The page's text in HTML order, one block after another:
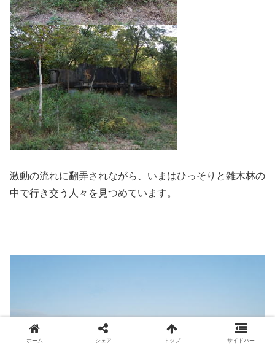
激動の流れに翻弄されながら、いまはひっそりと雑木林の
中で行き交う人々を見つめています。
ホーム シェア トップ サイドバー